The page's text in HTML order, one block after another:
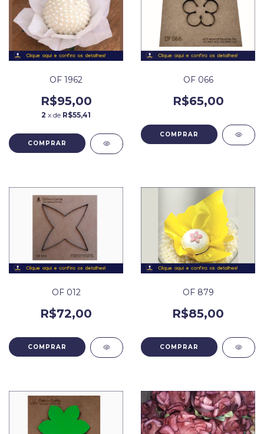
OF 1962
R$95,00
2 x de R$55,41
OF 066
R$65,00
OF 012
R$72,00
OF 879
R$85,00